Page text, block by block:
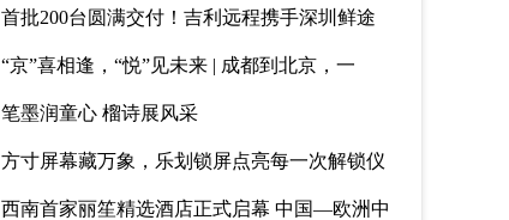
首批200台圆满交付！吉利远程携手深圳鲜途
“京”喜相逢，“悦”见未来 | 成都到北京，一
笔墨润童心 榴诗展风采
方寸屏幕藏万象，乐划锁屏点亮每一次解锁仪
西南首家丽笙精选酒店正式启幕 中国—欧洲中